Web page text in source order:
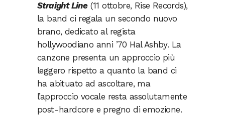
Straight Line(11 ottobre, Rise Records),
la band ci regala un secondo nuovo
brano, dedicato al regista
hollywoodiano anni ’70 Hal Ashby. La
canzone presenta un approccio più
leggero rispetto a quanto la band ci
ha abituato ad ascoltare, ma
l’approccio vocale resta assolutamente
post-hardcore e pregno di emozione.